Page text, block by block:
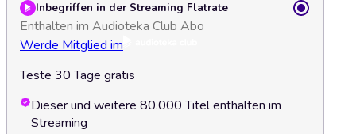
Inbegriffen in der Streaming Flatrate
Enthalten im Audioteka Club Abo
Werde Mitglied im
Teste 30 Tage gratis
Dieser und weitere 80.000 Titel enthalten im
Streaming